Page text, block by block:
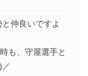
仲良いですよ
も、守屋選手と